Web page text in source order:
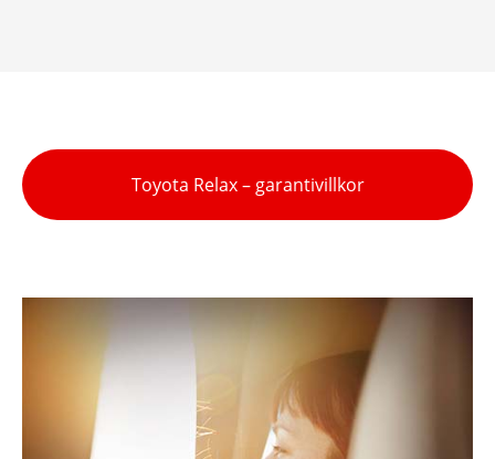
Toyota Relax – garantivillkor